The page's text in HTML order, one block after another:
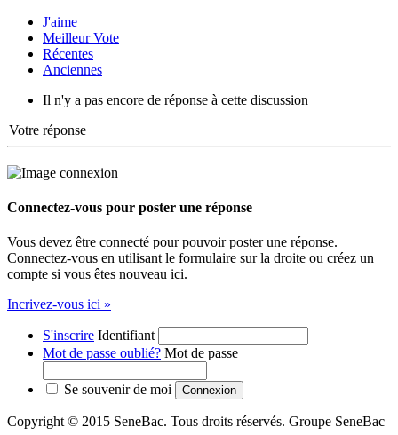
J'aime
Meilleur Vote
Récentes
Anciennes
Il n'y a pas encore de réponse à cette discussion
Votre réponse
Connectez-vous pour poster une réponse
Vous devez être connecté pour pouvoir poster une réponse.
Connectez-vous en utilisant le formulaire sur la droite ou créez un
compte si vous êtes nouveau ici.
Incrivez-vous ici »
S'inscrire Identifiant
Mot de passe oublié? Mot de passe
Se souvenir de moi
Copyright © 2015 SeneBac. Tous droits réservés. Groupe SeneBac